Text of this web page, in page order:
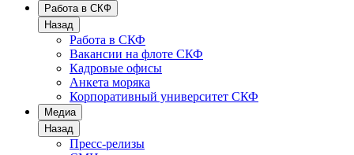
Работа в СКФ
Назад
Работа в СКФ
Вакансии на флоте СКФ
Кадровые офисы
Анкета моряка
Корпоративный университет СКФ
Медиа
Назад
Пресс-релизы